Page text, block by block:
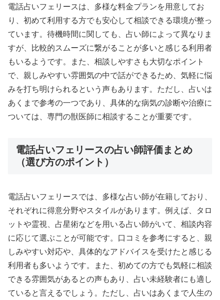
電話占いフェリースは、多様な料金プランを用意してお
り、初めて利用する方でも安心して相談できる環境が整っ
ています。待機時間に関しても、占い師によって異なりま
すが、比較的スムーズに繋がることが多いと感じる利用者
もいるようです。また、相談しやすさも大切なポイント
で、親しみやすい雰囲気の中で話ができるため、気軽に悩
みを打ち明けられるという声もあります。ただし、占いは
あくまで参考の一つであり、具体的な病気の診断や治療に
ついては、専門の獣医師に相談することが重要です。
電話占いフェリースの占い師評価まとめ
（選び方のポイント）
電話占いフェリースでは、多様な占い師が在籍しており、
それぞれに得意分野やスタイルがあります。例えば、タロ
ットや霊視、占星術などを用いる占い師がいて、相談内容
に応じて選ぶことが可能です。口コミを参考にすると、親
しみやすい対応や、具体的なアドバイスを受けたと感じる
利用者も多いようです。また、初めての方でも気軽に相談
できる雰囲気があるとの声もあり、占い未経験者にも適し
ていると言えるでしょう。ただし、占いはあくまで人生の